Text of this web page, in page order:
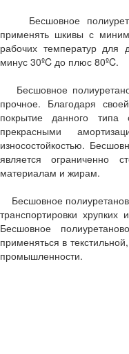
Бесшовное
применять шкивы с
рабочих температур для
минус 30ºC до плюс 80ºC.
Бесшовное
прочное. Благодаря
покрытие данного типа
прекрасными
износостойкостью.
является ограниченно
материалам и жирам.
Бесшовное
транспортировки
Бесшовное
применяться в
промышленности.